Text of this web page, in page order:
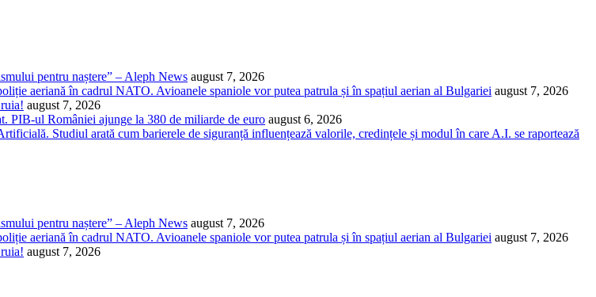
pentru naștere” – Aleph News august 7, 2026
aeriană în cadrul NATO. Avioanele spaniole vor putea patrula și în spațiul aerian al Bulgariei august 7, 2026
august 7, 2026
PIB-ul României ajunge la 380 de miliarde de euro august 6, 2026
Studiul arată cum barierele de siguranță influențează valorile, credințele și modul în care A.I. se raportează
pentru naștere” – Aleph News august 7, 2026
aeriană în cadrul NATO. Avioanele spaniole vor putea patrula și în spațiul aerian al Bulgariei august 7, 2026
august 7, 2026